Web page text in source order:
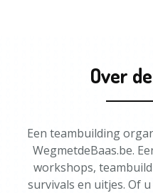
Over
Een teambuilding
WegmetdeBaas.be.
workshops,
survivals en uitjes. Of